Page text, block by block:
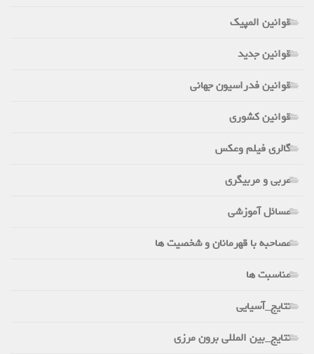
قوانین المپیک
قوانین جدید
قوانین فدراسیون جهانی
قوانین کشوری
گالری فیلم وعکس
مربی و مربیگری
مسائل آموزشی
مصاحبه با قهرمانان و شخصیت ها
مناسبت ها
نتایج_آسیایی
نتایج_بین المللی برون مرزی